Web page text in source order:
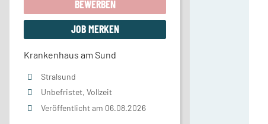
BEWERBEN
JOB MERKEN
Krankenhaus am Sund
Stralsund
Unbefristet, Vollzeit
Veröffentlicht am 06.08.2026